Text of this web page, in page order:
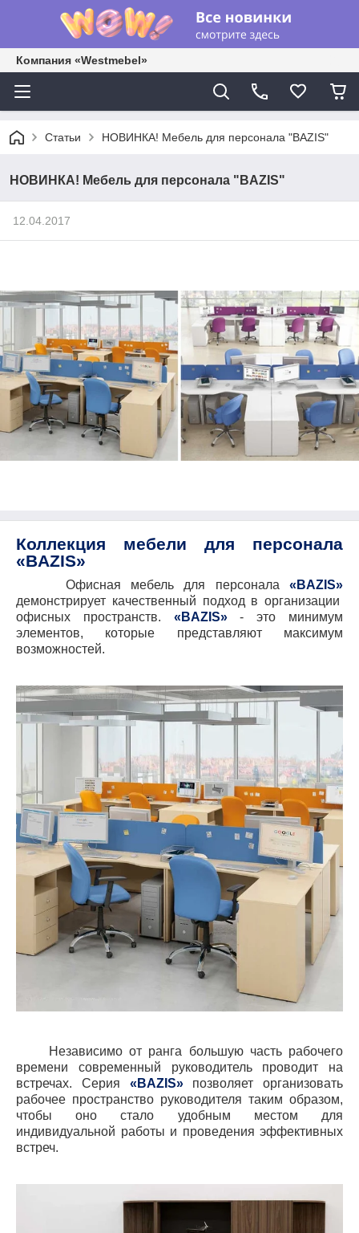
Компания «Westmebel»
Статьи НОВИНКА! Мебель для персонала "BAZIS"
НОВИНКА! Мебель для персонала "BAZIS"
12.04.2017
Коллекция мебели для персонала
«BAZIS»
Офисная мебель для персонала « BAZIS»
демонстрирует качественный подход в организации
офисных пространств. « BAZIS»- это минимум
элементов, которые представляют максимум
возможностей.
Независимо от ранга большую часть рабочего
времени современный руководитель проводит на
встречах. Серия « BAZIS»позволяет организовать
рабочее пространство руководителя таким образом,
чтобы оно стало удобным местом для
индивидуальной работы и проведения эффективных
встреч.